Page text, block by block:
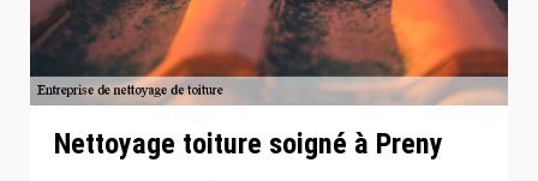
Nettoyage toiture soigné à Preny